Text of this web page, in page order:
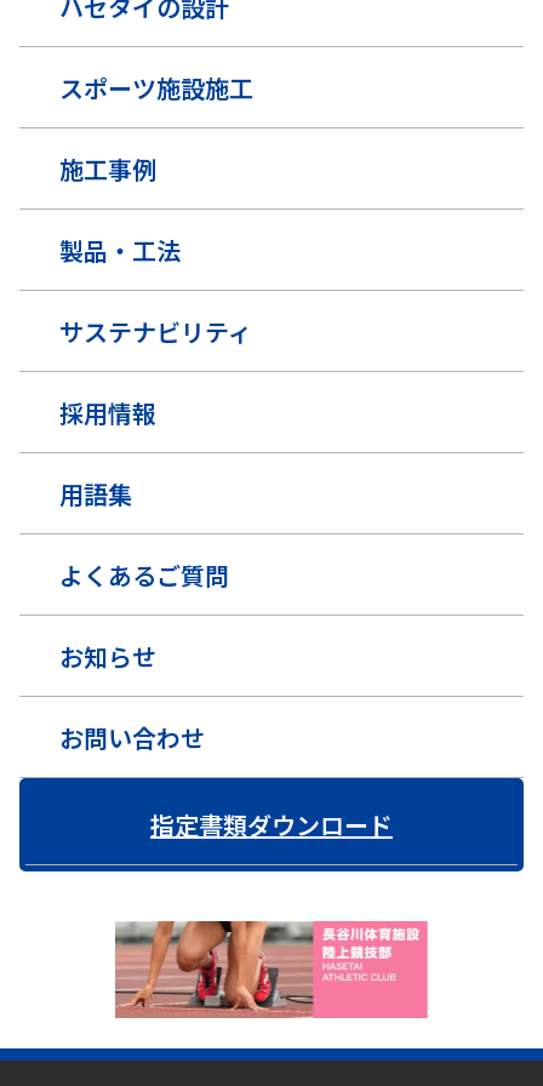
スポーツ施設施工
施工事例
製品・工法
サステナビリティ
採用情報
用語集
よくあるご質問
お知らせ
お問い合わせ
指定書類ダウンロード